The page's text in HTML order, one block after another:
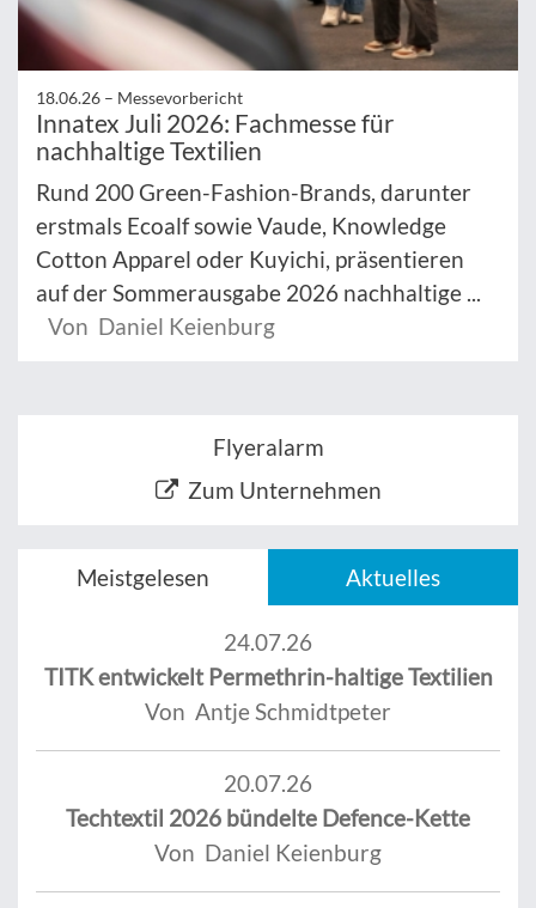
18.06.26 – Messevorbericht
Innatex Juli 2026: Fachmesse für
nachhaltige Textilien
Rund 200 Green-Fashion-Brands, darunter
erstmals Ecoalf sowie Vaude, Knowledge
Cotton Apparel oder Kuyichi, präsentieren
auf der Sommerausgabe 2026 nachhaltige ...
Von Daniel Keienburg
Flyeralarm
Zum Unternehmen
Meistgelesen Aktuelles
24.07.26
TITK entwickelt Permethrin-haltige Textilien
Von Antje Schmidtpeter
20.07.26
Techtextil 2026 bündelte Defence-Kette
Von Daniel Keienburg